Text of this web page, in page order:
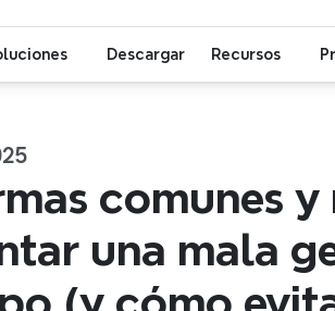
comunes y
una mala
Descargar Recursos